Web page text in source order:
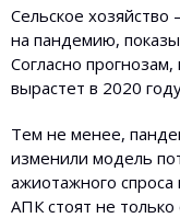
Сельское хозяйство
на пандемию,
Согласно
вырастет в 2020
Тем не менее,
изменили модель
ажиотажного
АПК стоят не